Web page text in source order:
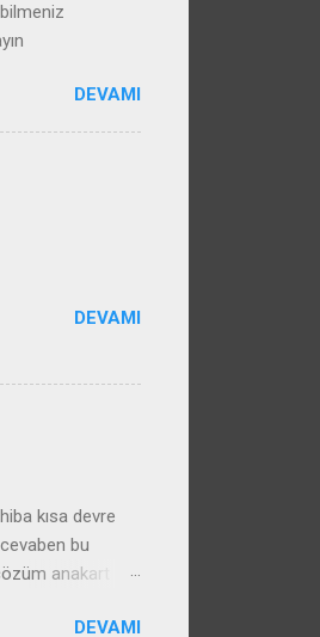
DEVAMI
DEVAMI
kısa devre
bu
anakart
DEVAMI